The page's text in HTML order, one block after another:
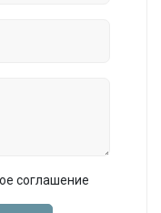
соглашение